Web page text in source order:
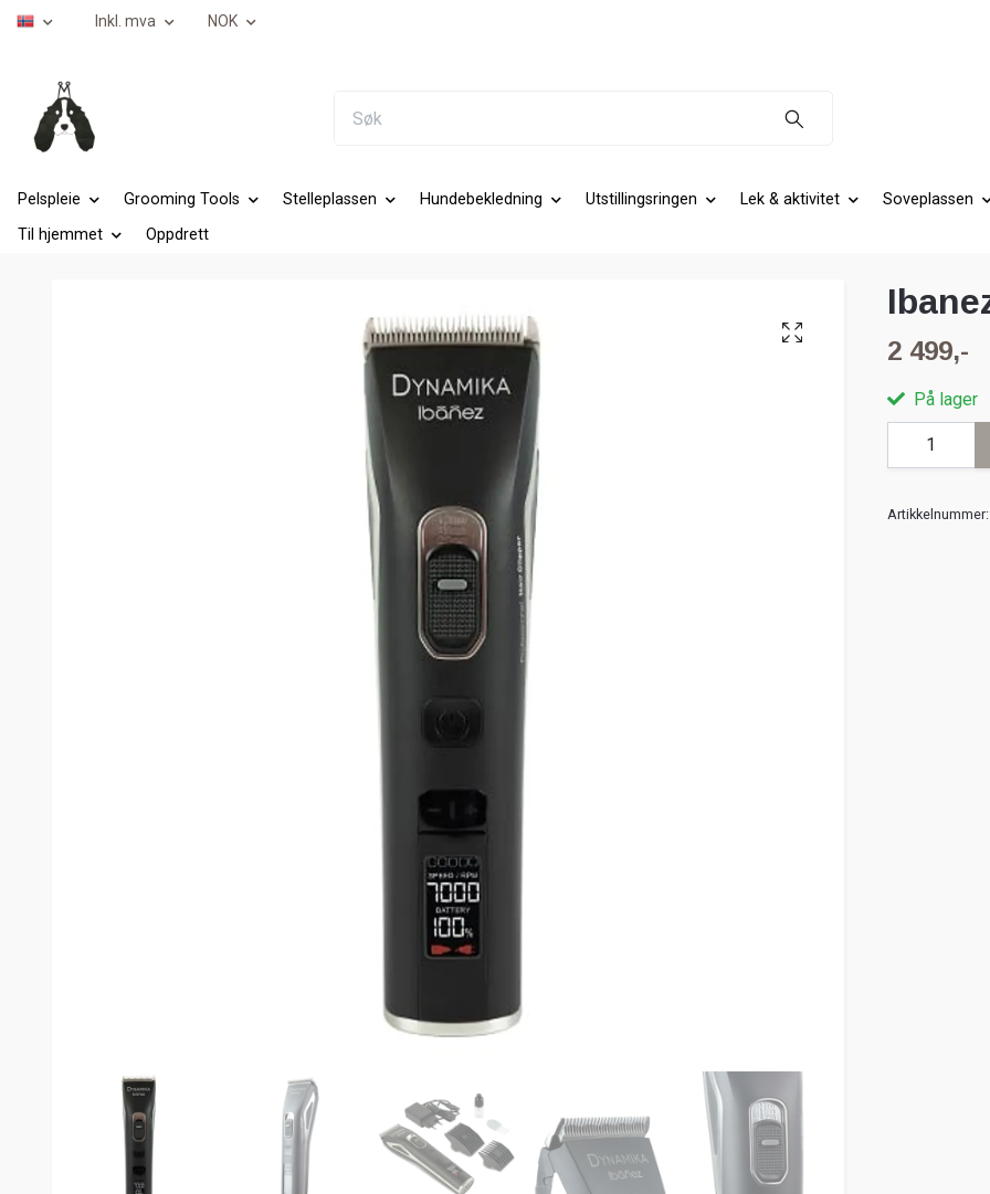
Inkl. mva NOK
Pelspleie Grooming Tools Stelleplassen Hundebekledning Utstillingsringen Lek & aktivitet
Soveplassen
Til hjemmet
Oppdrett
2 499,-
På lager
Artikkelnummer: